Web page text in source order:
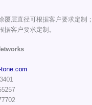
覆层直径可根据客户要求定制；
据客户要求定制。